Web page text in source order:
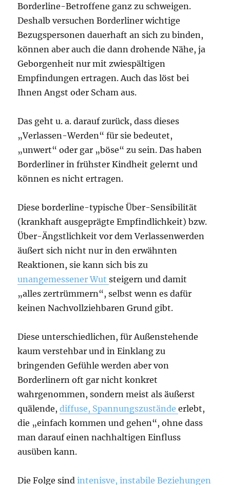
Borderline-Betroffene ganz zu schweigen.
Deshalb versuchen Borderliner wichtige
Bezugspersonen dauerhaft an sich zu binden,
können aber auch die dann drohende Nähe, ja
Geborgenheit nur mit zwiespältigen
Empfindungen ertragen. Auch das löst bei
Ihnen Angst oder Scham aus.
Das geht u. a. darauf zurück, dass dieses
„Verlassen-Werden“ für sie bedeutet,
„unwert“ oder gar „böse“ zu sein. Das haben
Borderliner in frühster Kindheit gelernt und
können es nicht ertragen.
Diese borderline-typische Über-Sensibilität
(krankhaft ausgeprägte Empfindlichkeit) bzw.
Über-Ängstlichkeit vor dem Verlassenwerden
äußert sich nicht nur in den erwähnten
Reaktionen, sie kann sich bis zu
unangemessener Wutsteigern und damit
„alles zertrümmern“, selbst wenn es dafür
keinen Nachvollziehbaren Grund gibt.
Diese unterschiedlichen, für Außenstehende
kaum verstehbar und in Einklang zu
bringenden Gefühle werden aber von
Borderlinern oft gar nicht konkret
wahrgenommen, sondern meist als äußerst
quälende,diffuse, Spannungszuständeerlebt,
die „einfach kommen und gehen“, ohne dass
man darauf einen nachhaltigen Einfluss
ausüben kann.
Die Folge sindintenisve, instabile Beziehungen